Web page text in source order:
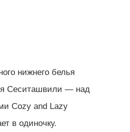
нижнего белья
Сеситашвили — над
Сozy and Lazy
в одиночку.